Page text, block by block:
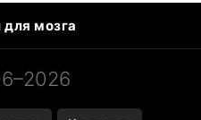
мозга
океанариуме